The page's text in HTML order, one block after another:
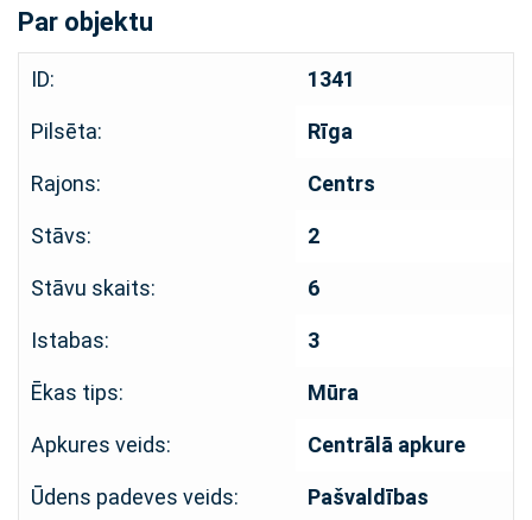
Par objektu
ID: 1341
Pilsēta: Rīga
Rajons: Centrs
Stāvs: 2
Stāvu skaits: 6
Istabas: 3
Ēkas tips: Mūra
Apkures veids: Centrālā apkure
Ūdens padeves veids: Pašvaldības